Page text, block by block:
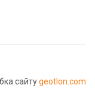
сайтуgeotlon.com